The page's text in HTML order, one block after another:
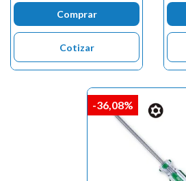
Comprar
Cotizar
-36,08%